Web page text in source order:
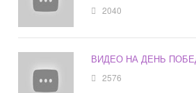
2040
ВИДЕО НА ДЕНЬ
2576